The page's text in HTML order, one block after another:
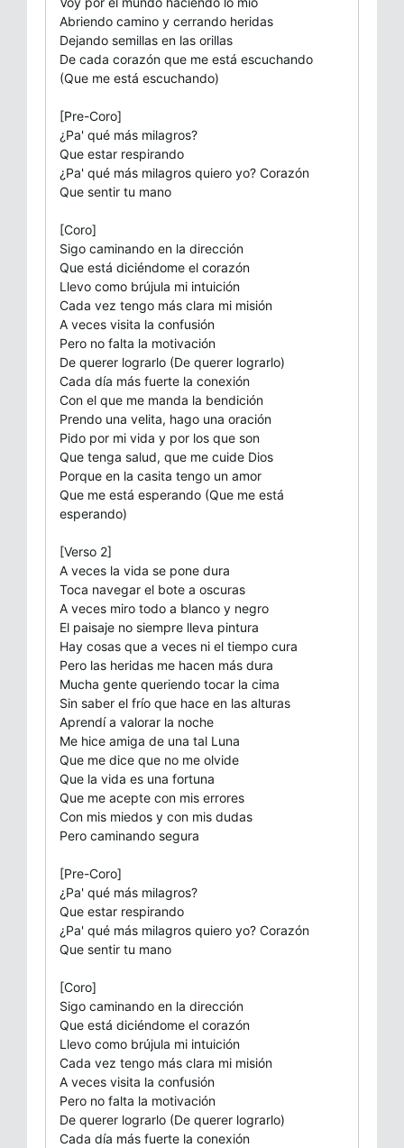
Abriendo camino y cerrando heridas
Dejando semillas en las orillas
De cada corazón que me está escuchando
(Quе me está escuchando)
[Pre-Coro]
¿Pa' qué más milagros?
Quе estar respirando
¿Pa' qué más milagros quiero yo? Corazón
Que sentir tu mano
[Coro]
Sigo caminando en la dirección
Que está diciéndome el corazón
Llevo como brújula mi intuición
Cada vez tengo más clara mi misión
A veces visita la confusión
Pero no falta la motivación
De querer lograrlo (De querer lograrlo)
Cada día más fuerte la conexión
Con el que me manda la bendición
Prendo una velita, hago una oración
Pido por mi vida y por los que son
Que tenga salud, que me cuide Dios
Porque en la casita tengo un amor
Que me está esperando (Que me está
esperando)
[Verso 2]
A veces la vida se pone dura
Toca navegar el bote a oscuras
A veces miro todo a blanco y negro
El paisaje no siempre lleva pintura
Hay cosas que a veces ni el tiempo cura
Pero las heridas me hacen más dura
Mucha gente queriendo tocar la cima
Sin saber el frío que hace en las alturas
Aprendí a valorar la noche
Me hice amiga de una tal Luna
Que me dice que no me olvide
Que la vida es una fortuna
Que me acepte con mis errores
Con mis miedos y con mis dudas
Pero caminando segura
[Pre-Coro]
¿Pa' qué más milagros?
Que estar respirando
¿Pa' qué más milagros quiero yo? Corazón
Que sentir tu mano
[Coro]
Sigo caminando en la dirección
Que está diciéndome el corazón
Llevo como brújula mi intuición
Cada vez tengo más clara mi misión
A veces visita la confusión
Pero no falta la motivación
De querer lograrlo (De querer lograrlo)
Cada día más fuerte la conexión